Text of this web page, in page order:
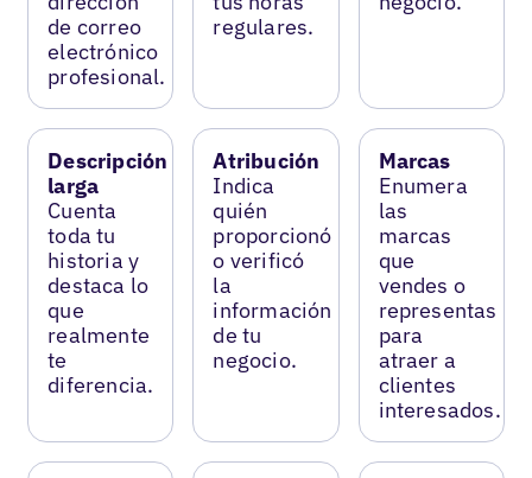
de correo
electrónico
profesional.
regulares.
Descripción
larga
Cuenta
toda tu
historia y
destaca lo
que
realmente
te
diferencia.
Atribución
Indica
quién
proporcionó
o verificó
la
información
de tu
negocio.
Marcas
Enumera
las
marcas
que
vendes o
representas
para
atraer a
clientes
interesados.